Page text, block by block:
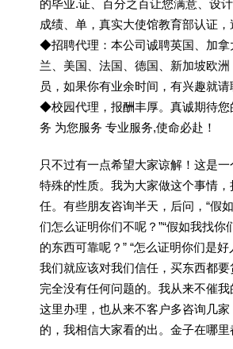
的毕业.证、百分之百让您满意、设计
成绩、单，真实大使馆教育部认证，
◆招聘代理：本公司诚聘英国、加拿
兰、美国、法国、德国、新加坡欧洲
员，如果你有业余时间，有兴趣就请
◆校园代理，报酬丰厚。真诚期待您
务 为您服务 专业服务,使命必赴！
只不过有一点希望大家谅解！这是
特殊的性质。我为大家做这个事情
任。有些朋友咨询半天，后问，“假
们怎么证明你们不呢？”“假如我找你
的东西可靠呢？” “怎么证明你们是好
我们就应该对我们信任，买东西都
完全没有任何问题的。我从来不催
这里办理，也从来不客户多咨询几
的，我相信大家看的出。金子在哪